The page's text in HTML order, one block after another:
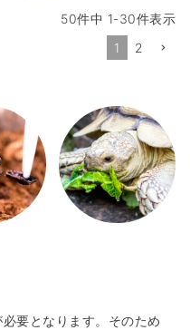
50件中 1-30件表示
1
2
要となります。そのため